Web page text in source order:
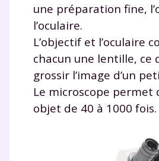
une préparation fine,
l’oculaire.
L’objectif et l’oculaire
chacun une lentille, ce
grossir l’image d’un
Le microscope permet
objet de 40 à 1000 fois.